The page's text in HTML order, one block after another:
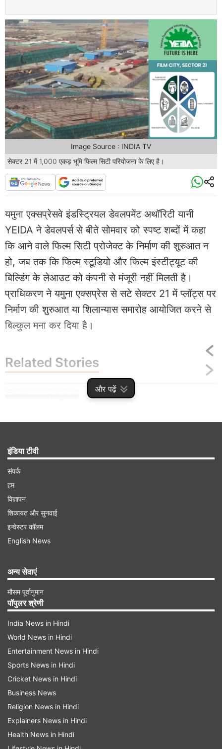
और पढ़ें
सेक्टर 21 में 1,000 एकड़ भूमि फिल्म सिटी परियोजना के लिए है।
Image Source : INDIA TV
यमुना एक्सप्रेसवे इंडस्ट्रियल डेवलपमेंट अथॉरिटी यानी
YEIDA ने डेवलपर्स से बीते सोमवार को स्पष्ट शब्दों में कहा
कि आने वाले फिल्म सिटी प्रोजेक्ट के निर्माण की शुरुआत न
हो, जब तक कि फिल्म स्टूडियो और फिल्म इंस्टीट्यूट की
बिल्डिंग के लेआउट को कंपनी से मंजूरी नहीं मिलती है।
प्राधिकरण ने यमुना एक्सप्रेस से सटे सेक्टर 21 में प्लॉट्स पर
निर्माण की शुरुआत या शिलान्यास समारोह आयोजित करने से
बिल्कुल मना कर दिया है।
Related Stories
हिन्दुस्तान टाइम्स की खबर के मुताबिक, प्राधिकरण ने बेव्यू
भूटानी फिल्म सिटी प्राइवेट लिमिटेड, जो फिल्म निर्माता बोनी
कपूर और भूटानी समूह के नेतृत्व वाला एक फेडरेशन है, को
लिखे पत्र में, रियायत समझौते की शर्तों का सख्ती से पालन
करने का निर्देश दिया है। YEIDA ने कहा कि निर्माण फिल्म
सिटी परियोजना के दो मुख्य घटकों से शुरू होना चाहिए जिसमें
फिल्म स्टूडियो और फिल्म प्रशिक्षण अकादमी शामिल हैं। शर्तों
इंडिया टीवी
संपर्क
हम
विज्ञापन
शिकायत और सुनवाई
इन्वेस्टर कॉलम
English News
अन्य सेवाएं
मौसम पूर्वानुमान
पॉपुलर श्रेणी
India News in Hindi
World News in Hindi
Entertainment News in Hindi
Sports News in Hindi
Cricket News in Hindi
Business News
Religion News in Hindi
Explainers News in Hindi
Health News in Hindi